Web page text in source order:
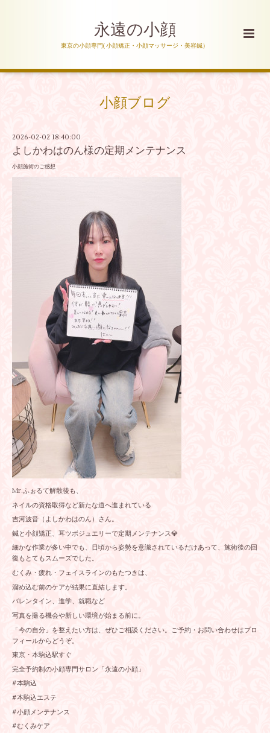
永遠の小顔
東京の小顔専門( 小顔矯正・小顔マッサージ・美容鍼）
小顔ブログ
2026-02-02 18:40:00
よしかわはのん様の定期メンテナンス
小顔施術のご感想
Mr.ふぉるて解散後も、
ネイルの資格取得など新たな道へ進まれている
吉河波音（よしかわはのん）さん。
鍼と小顔矯正、耳ツボジュエリーで定期メンテナンス💎
細かな作業が多い中でも、日頃から姿勢を意識されているだけあって、施術後の回
復もとてもスムーズでした。
むくみ・疲れ・フェイスラインのもたつきは、
溜め込む前のケアが結果に直結します。
バレンタイン、進学、就職など
写真を撮る機会や新しい環境が始まる前に。
「今の自分」を整えたい方は、ぜひご相談ください。ご予約・お問い合わせはプロ
フィールからどうぞ。
東京・本駒込駅すぐ
完全予約制の小顔専門サロン「永遠の小顔」
#本駒込
#本駒込エステ
#小顔メンテナンス
#むくみケア